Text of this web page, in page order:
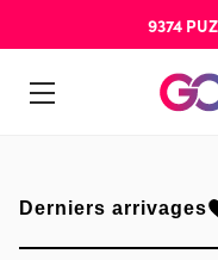
9374
Derniers arrivages